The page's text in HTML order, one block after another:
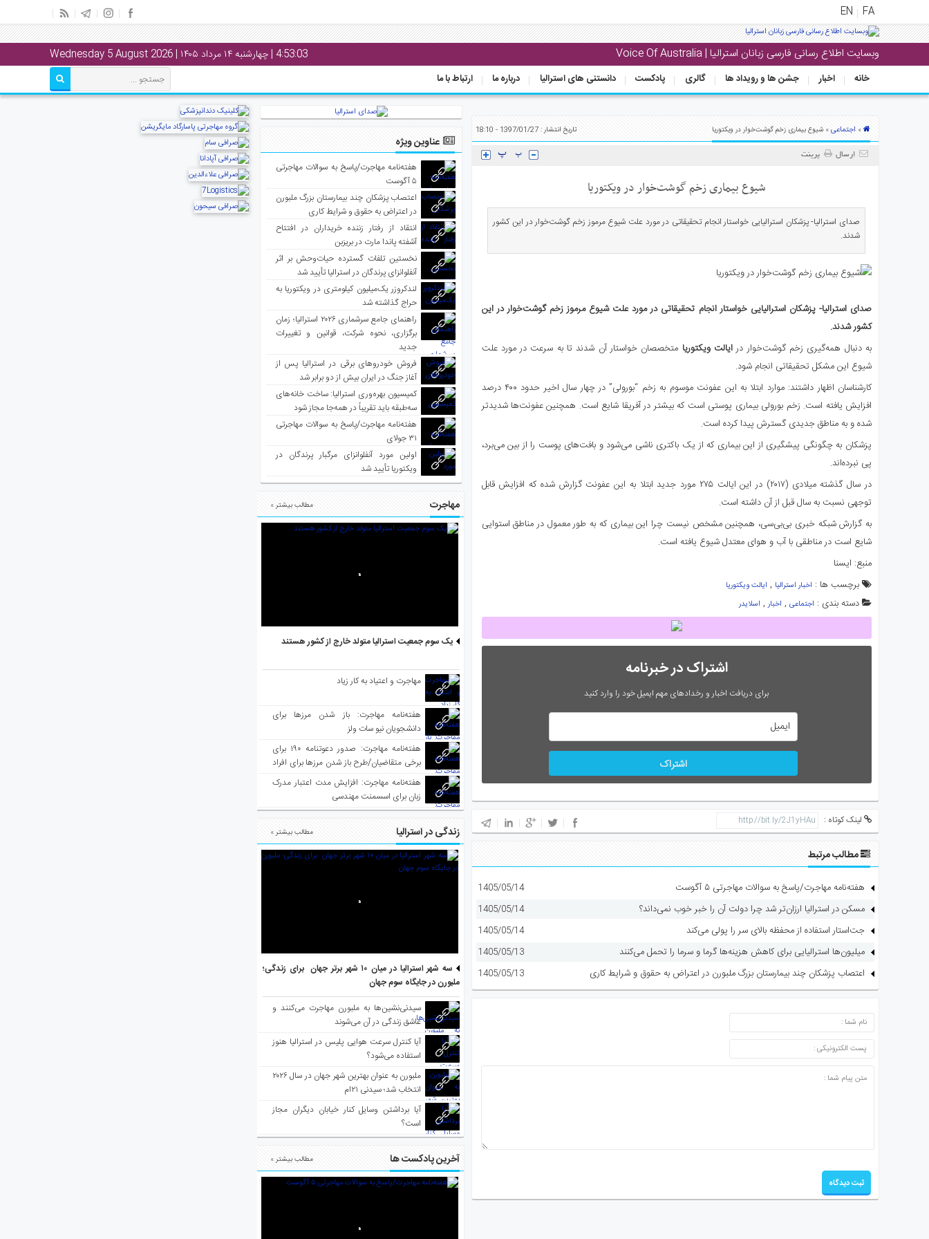
FA
EN
وبسایت اطلاع رسانی فارسی زبانان استرالیا | Voice Of Australia 4:53:03 | چهارشنبه ۱۴ مرداد ۱۴۰۵ | Wednesday 5 August 2026
خانه اخبار جشن ها و رویداد ها گالری پادکست دانستنی های استرالیا درباره ما ارتباط با ما
اصلی
خانه
» اجتماعی» شیوع بیماری زخم گوشت‌خوار در ویکتوریا تاریخ انتشار : 1397/01/27 - 18:10
ارسال پرینت
شیوع بیماری زخم گوشت‌خوار در ویکتوریا
صدای استرالیا- پزشکان استرالیایی خواستار انجام تحقیقاتی در مورد علت شیوع مرموز زخم گوشت‌خوار در این کشور
شدند.
صدای استرالیا- پزشکان استرالیایی خواستار انجام تحقیقاتی در مورد علت شیوع مرموز زخم گوشت‌خوار در این
کشور شدند.
به دنبال همه‌گیری زخم گوشت‌خوار درایالت ویکتوریا متخصصان خواستار آن شدند تا به سرعت در مورد علت
شیوع این مشکل تحقیقاتی انجام شود.
کارشناسان اظهار داشتند: موارد ابتلا به این عفونت موسوم به زخم “بورولی” در چهار سال اخیر حدود ۴۰۰ درصد
افزایش یافته‌ است. زخم بورولی بیماری پوستی است که بیشتر در آفریقا شایع است. همچنین عفونت‌ها شدیدتر
شده و به مناطق جدیدی گسترش پیدا کرده‌ است.
پزشکان به چگونگی پیشگیری از این بیماری که از یک باکتری ناشی می‌شود و بافت‌های پوست را از بین می‌برد،
پی نبرده‌اند.
در سال گذشته میلادی (۲۰۱۷) در این ایالت ۲۷۵ مورد جدید ابتلا به این عفونت گزارش شده که افزایش قابل
توجهی نسبت به سال قبل از آن داشته‌ است.
به گزارش شبکه خبری بی‌بی‌سی، همچنین مشخص نیست چرا این بیماری که به طور معمول در مناطق استوایی
شایع است در مناطقی با آب و هوای معتدل شیوع یافته‌ است.
منبع: ایسنا
برچسب ها : اخبار استرالیا , ایالت ویکتوریا
دسته بندی : اجتماعی , اخبار, اسلایدر
اشتراک در خبرنامه
برای دریافت اخبار و رخدادهای مهم ایمیل خود را وارد کنید
اشتراک
لینک کوتاه :
مطالب مرتبط
هفته‌نامه مهاجرت/پاسخ به سوالات مهاجرتی ۵ آگوست 1405/05/14
مسکن در استرالیا ارزان‌تر شد چرا دولت آن را خبر خوب نمی‌داند؟ 1405/05/14
جت‌استار استفاده از محفظه بالای سر را پولی می‌کند 1405/05/14
میلیون‌ها استرالیایی برای کاهش هزینه‌ها گرما و سرما را تحمل می‌کنند 1405/05/13
اعتصاب پزشکان چند بیمارستان بزرگ ملبورن در اعتراض به حقوق و شرایط کاری 1405/05/13
ارسال دیدگاه
عناوین ویژه
هفته‌نامه مهاجرت/پاسخ به سوالات مهاجرتی
۵ آگوست
اعتصاب پزشکان چند بیمارستان بزرگ ملبورن
در اعتراض به حقوق و شرایط کاری
انتقاد از رفتار زننده خریداران در افتتاح
آشفته پاندا مارت در بریزبن
نخستین تلفات گسترده حیات‌وحش بر اثر
آنفلوانزای پرندگان در استرالیا تأیید شد
لندکروزر یک‌میلیون کیلومتری در ویکتوریا به
حراج گذاشته شد
راهنمای جامع سرشماری ۲۰۲۶ استرالیا؛ زمان
برگزاری، نحوه شرکت، قوانین و تغییرات
جدید
فروش خودروهای برقی در استرالیا پس از
آغاز جنگ در ایران بیش از دو برابر شد
کمیسیون بهره‌وری استرالیا: ساخت خانه‌های
سه‌طبقه باید تقریباً در همه‌جا مجاز شود
هفته‌نامه مهاجرت/پاسخ به سوالات مهاجرتی
۳۱ جولای
اولین مورد آنفلوانزای مرگبار پرندگان در
ویکتوریا تأیید شد
مهاجرت مطالب بیشتر »
یک سوم جمعیت استرالیا متولد خارج از کشور هستند
مهاجرت و اعتیاد به کار زیاد
هفته‌نامه مهاجرت: باز شدن مرزها برای
دانشجویان نیو سات ولز
هفته‌نامه مهاجرت: صدور دعوتنامه ۱۹۰ برای
برخی متقاضیان/طرح باز شدن مرزها برای افراد
واکسینه شده
هفته‌نامه مهاجرت: افزایش مدت اعتبار مدرک
زبان برای اسسمنت مهندسی
زندگی در استرالیا مطالب بیشتر »
سه شهر استرالیا در میان ۱۰ شهر برتر جهان برای زندگی؛
ملبورن در جایگاه سوم جهان
سیدنی‌نشین‌ها به ملبورن مهاجرت می‌کنند و
عاشق زندگی در آن می‌شوند
آیا کنترل سرعت هوایی پلیس در استرالیا هنوز
استفاده می‌شود؟
ملبورن به عنوان بهترین شهر جهان در سال ۲۰۲۶
انتخاب شد؛ سیدنی ۲۱‌ام
آیا برداشتن وسایل کنار خیابان دیگران مجاز
است؟
آخرین پادکست ها مطالب بیشتر »